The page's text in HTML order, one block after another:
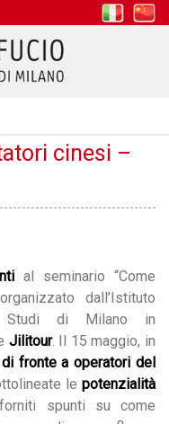
cinesi –
al seminario “Come
dall’Istituto
Studi di Milano in
Jilitour. Il 15 maggio, in
di fronte a operatori del
le potenzialità
spunti su come